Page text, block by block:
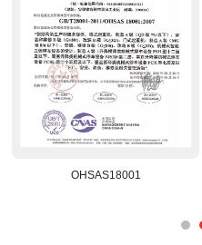
OHSAS18001